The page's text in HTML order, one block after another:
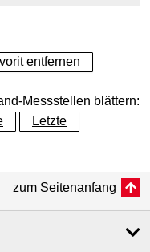
Grafik
Stand
entfernen
Messstellen blättern:
Letzte
zum Seitenanfang